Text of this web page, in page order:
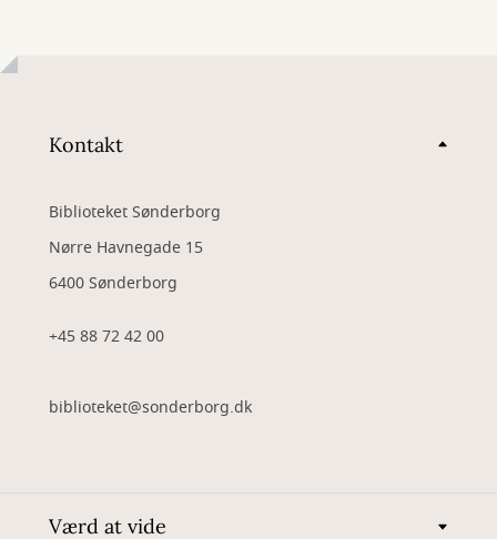
Kontakt
Biblioteket Sønderborg
Nørre Havnegade 15
6400 Sønderborg
+45 88 72 42 00
biblioteket@sonderborg.dk
Værd at vide